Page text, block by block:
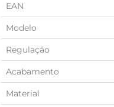
EAN
Modelo
Regulação
Acabamento
Material